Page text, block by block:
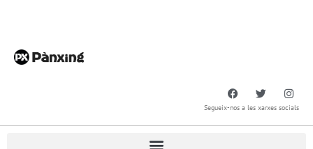
Segueix-nos a les xarxes socials